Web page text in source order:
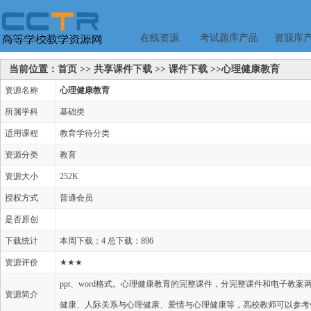
在线资源 考试题库产品 资源库
当前位置：首页 >> 共享课件下载 >> 课件下载 >>心理健康教育
资源名称 心理健康教育
所属学科 基础类
适用课程 教育学待分类
资源分类 教育
资源大小 252K
授权方式 普通会员
是否原创
下载统计 本周下载：4 总下载：896
资源评价 ★★★
资源简介
ppt、word格式。心理健康教育的完整课件，分完整课件和电子教
健康、人际关系与心理健康、爱情与心理健康等，高校教师可以参